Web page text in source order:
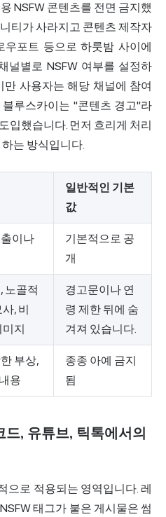
NSFW 콘텐츠를 전면 금지했
티가 사라지고 콘텐츠 제작자
우포트 등으로 하룻밤 사이에
널별로 NSFW 여부를 설정하
사용자는 해당 채널에 참여
루스카이는 "콘텐츠 경고"라
입했습니다. 먼저 흐리게 처리
는 방식입니다.
일반적인 기본
값
이나
기본적으로 공
개
노골적
, 비
미지
경고문이나 연
령 제한 뒤에 숨
겨져 있습니다.
부상,
용
종종 아예 금지
됨
, 유튜브, 틱톡에서의
으로 적용되는 영역입니다. 레
태그가 붙은 게시물은 썸